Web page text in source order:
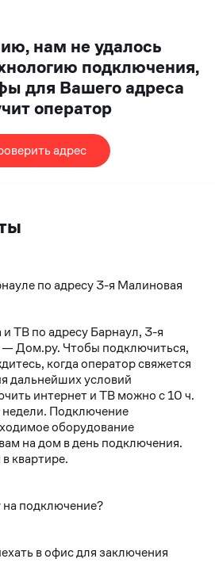
нам не удалось
подключения,
для Вашего адреса
оператор
адрес
по адресу 3-я Малиновая
ТВ по адресу Барнаул, 3-я
Дом.ру. Чтобы подключиться,
когда оператор свяжется
дальнейших условий
интернет и ТВ можно с 10 ч.
Подключение
оборудование
на дом в день подключения.
квартире.
на подключение?
в офис для заключения